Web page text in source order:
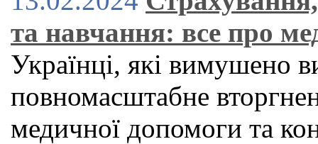
та навчання: все про
Українці, які вимушено
повномасштабне
медичної допомоги та